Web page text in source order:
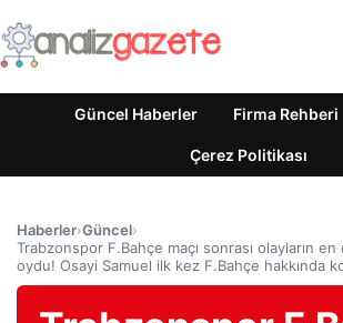
Güncel Haberler Firma Rehberi
Çerez Politikası
Haberler›Güncel›
Trabzonspor F.Bahçe maçı sonrası olayların
oydu! Osayi Samuel ilk kez F.Bahçe hakkında